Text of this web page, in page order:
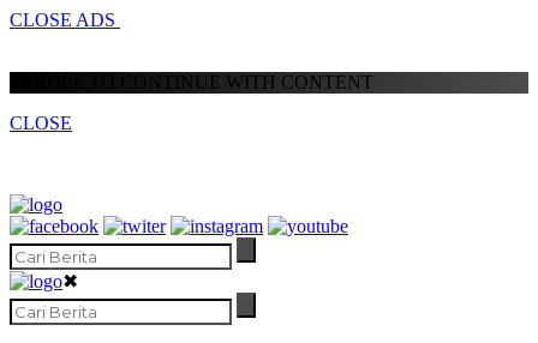
CLOSE ADS
SCROLL TO CONTINUE WITH CONTENT
CLOSE
✖